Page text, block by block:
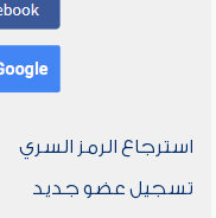
استرجاع الرمز السري
تسجيل عضو جديد